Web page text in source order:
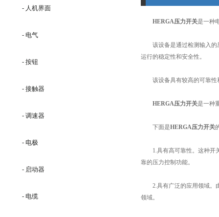
- 人机界面
- 电气
- 按钮
- 接触器
- 调速器
- 电极
- 启动器
- 电缆
HERGA压力开关是一种
该设备是通过检测输入的压
运行的稳定性和安全性。
该设备具有较高的可靠性和
HERGA压力开关是一种
下面是HERGA压力开关
1.具有高可靠性。这种开关
靠的压力控制功能。
2.具有广泛的应用领域。由
领域。